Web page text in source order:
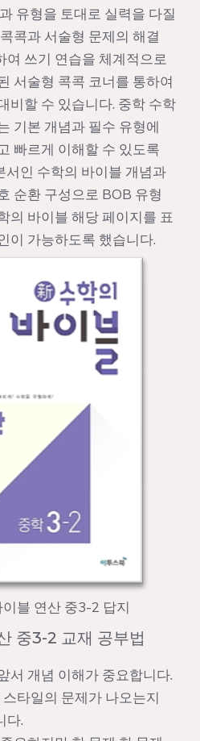
유형을 토대로 실력을 다질
콕과 서술형 문제의 해결
여 쓰기 연습을 체계적으로
서술형 콕콕 코너를 통하여
비할 수 있습니다. 중학 수학
기본 개념과 필수 유형에
빠르게 이해할 수 있도록
서인 수학의 바이블 개념과
순환 구성으로 BOB 유형
의 바이블 해당 페이지를 표
이 가능하도록 했습니다.
블 연산 중3-2 답지
중3-2 교재 공부법
서 개념 이해가 중요합니다.
타일의 문제가 나오는지
다.